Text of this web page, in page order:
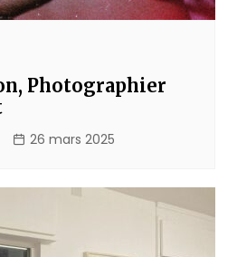
Photographier
26 mars 2025